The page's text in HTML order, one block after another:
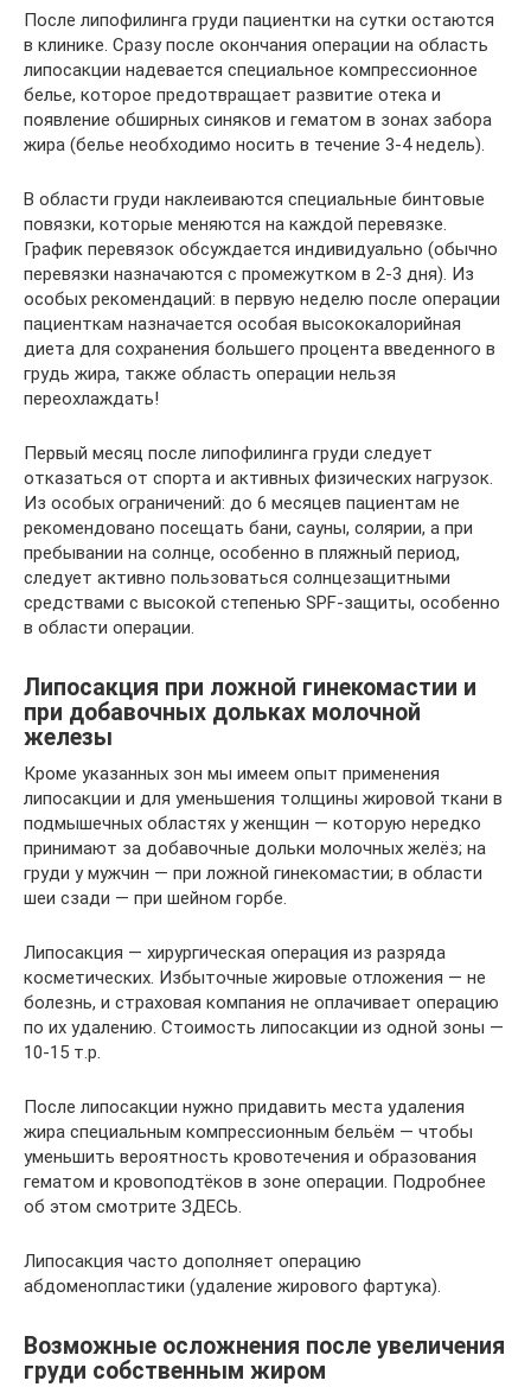
После липофилинга груди пациентки на сутки остаются
в клинике. Сразу после окончания операции на область
липосакции надевается специальное компрессионное
белье, которое предотвращает развитие отека и
появление обширных синяков и гематом в зонах забора
жира (белье необходимо носить в течение 3-4 недель).
В области груди наклеиваются специальные бинтовые
повязки, которые меняются на каждой перевязке.
График перевязок обсуждается индивидуально (обычно
перевязки назначаются с промежутком в 2-3 дня). Из
особых рекомендаций: в первую неделю после операции
пациенткам назначается особая высококалорийная
диета для сохранения большего процента введенного в
грудь жира, также область операции нельзя
переохлаждать!
Первый месяц после липофилинга груди следует
отказаться от спорта и активных физических нагрузок.
Из особых ограничений: до 6 месяцев пациентам не
рекомендовано посещать бани, сауны, солярии, а при
пребывании на солнце, особенно в пляжный период,
следует активно пользоваться солнцезащитными
средствами с высокой степенью SPF-защиты, особенно
в области операции.
Липосакция при ложной гинекомастии и
при добавочных дольках молочной
железы
Кроме указанных зон мы имеем опыт применения
липосакции и для уменьшения толщины жировой ткани в
подмышечных областях у женщин — которую нередко
принимают за добавочные дольки молочных желёз; на
груди у мужчин — при ложной гинекомастии; в области
шеи сзади — при шейном горбе.
Липосакция — хирургическая операция из разряда
косметических. Избыточные жировые отложения — не
болезнь, и страховая компания не оплачивает операцию
по их удалению. Стоимость липосакции из одной зоны —
10-15 т.р.
После липосакции нужно придавить места удаления
жира специальным компрессионным бельём — чтобы
уменьшить вероятность кровотечения и образования
гематом и кровоподтёков в зоне операции. Подробнее
об этом смотрите ЗДЕСЬ.
Липосакция часто дополняет операцию
абдоменопластики (удаление жирового фартука).
Возможные осложнения после увеличения
груди собственным жиром